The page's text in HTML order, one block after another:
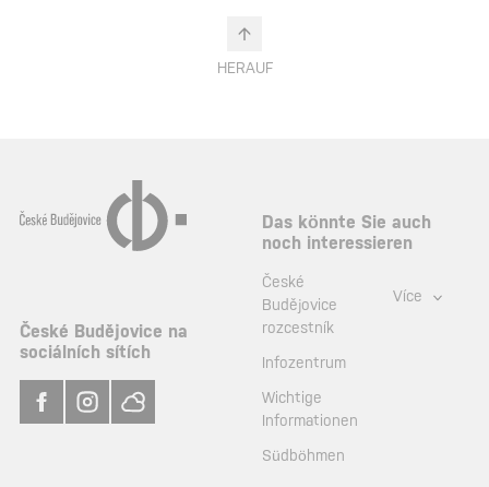
HERAUF
České Budějovice na
sociálních sítích
Das könnte Sie auch
noch interessieren
České
Budějovice
rozcestník
Infozentrum
Wichtige
Informationen
Südböhmen
Více